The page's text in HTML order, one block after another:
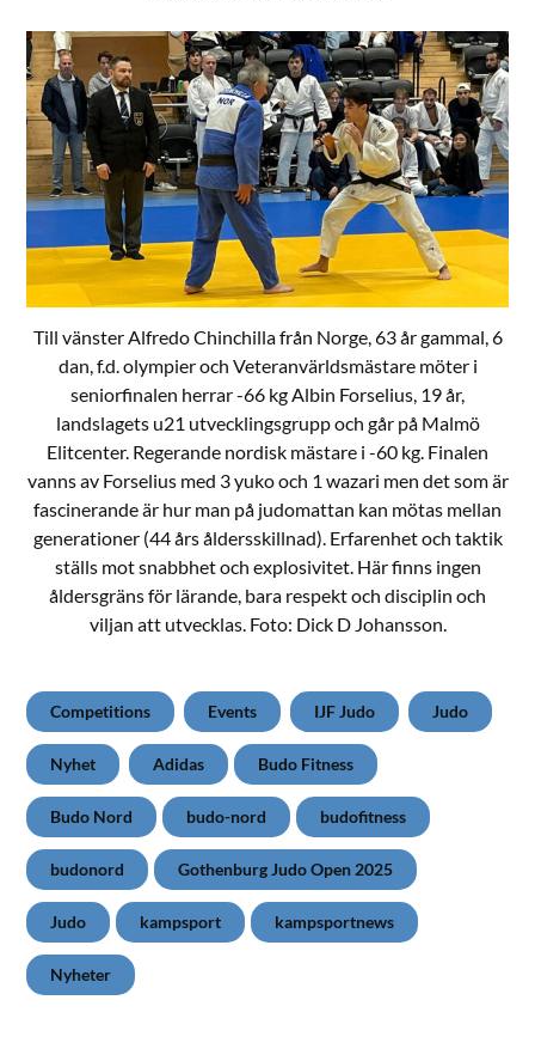
Till vänster Alfredo Chinchilla från Norge, 63 år gammal, 6
dan, f.d. olympier och Veteranvärldsmästare möter i
seniorfinalen herrar -66 kg Albin Forselius, 19 år,
landslagets u21 utvecklingsgrupp och går på Malmö
Elitcenter. Regerande nordisk mästare i -60 kg. Finalen
vanns av Forselius med 3 yuko och 1 wazari men det som är
fascinerande är hur man på judomattan kan mötas mellan
generationer (44 års åldersskillnad). Erfarenhet och taktik
ställs mot snabbhet och explosivitet. Här finns ingen
åldersgräns för lärande, bara respekt och disciplin och
viljan att utvecklas. Foto: Dick D Johansson.
Competitions Events IJF Judo Judo
Nyhet Adidas Budo Fitness
Budo Nord budo-nord budofitness
budonord Gothenburg Judo Open 2025
Judo kampsport kampsportnews
Nyheter